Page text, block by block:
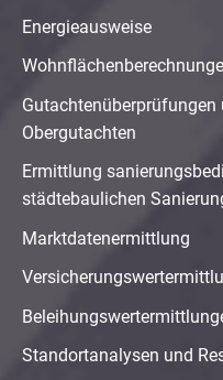
Energieausweise
Obergutachten
Ermittlung
städtebaulichen
Marktdatenermittlung
Standortanalysen und